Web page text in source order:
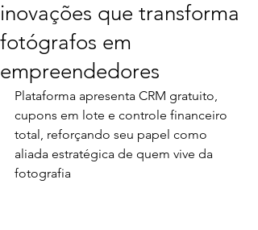
inovações que transforma
fotógrafos em
empreendedores
Plataforma apresenta CRM gratuito,
cupons em lote e controle financeiro
total, reforçando seu papel como
aliada estratégica de quem vive da
fotografia